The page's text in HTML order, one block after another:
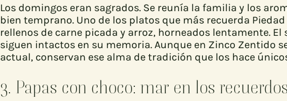
Los domingos eran sagrados. Se reunía la familia y los
bien temprano. Uno de los platos que más recuerda
rellenos de carne picada y arroz, horneados lentamente.
siguen intactos en su memoria. Aunque en Zinco Zentido
actual, conservan ese alma de tradición que los hace
3. Papas con choco: mar en los recuerdos